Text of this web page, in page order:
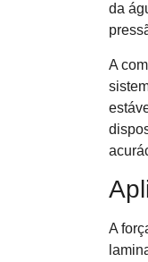
da
A
A